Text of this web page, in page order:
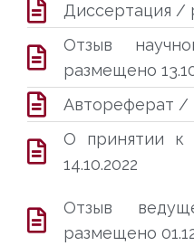
Диссертация /
Отзыв
размещено
Автореферат /
О принятии к
14.10.2022
Отзыв
размещено